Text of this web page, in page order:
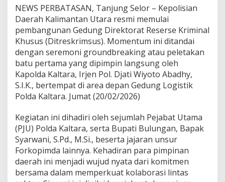
t
a
k
a
n
B
a
t
u
P
e
a
m
a
P
e
m
b
NEWS PERBATASAN, Tanjung Selor – Kepolisian
Daerah Kalimantan Utara resmi memulai
pembangunan Gedung Direktorat Reserse Kriminal
Khusus (Ditreskrimsus). Momentum ini ditandai
dengan seremoni groundbreaking atau peletakan
batu pertama yang dipimpin langsung oleh
Kapolda Kaltara, Irjen Pol. Djati Wiyoto Abadhy,
S.I.K., bertempat di area depan Gedung Logistik
Polda Kaltara. Jumat (20/02/2026)
Kegiatan ini dihadiri oleh sejumlah Pejabat Utama
(PJU) Polda Kaltara, serta Bupati Bulungan, Bapak
Syarwani, S.Pd., M.Si., beserta jajaran unsur
Forkopimda lainnya. Kehadiran para pimpinan
daerah ini menjadi wujud nyata dari komitmen
bersama dalam memperkuat kolaborasi lintas